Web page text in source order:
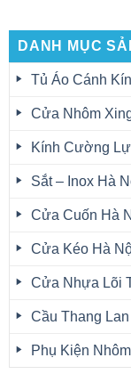
DANH MỤC
Tủ Áo Cánh
Cửa Nhôm
Kính Cường
Sắt – Inox Hà
Cửa Cuốn Hà
Cửa Kéo Hà
Cửa Nhựa Lõi
Cầu Thang
Phụ Kiện